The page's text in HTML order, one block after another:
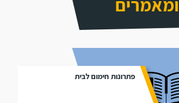
ומאמרים
פתרונות חימום לבית